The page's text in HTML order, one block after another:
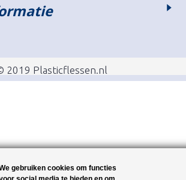
2019 Plasticflessen.nl
gebruiken cookies om functies